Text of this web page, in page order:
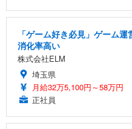
「ゲーム好き必見」ゲーム
消化率高い
株式会社ELM
埼玉県
月給32万5,100円～58万円
正社員